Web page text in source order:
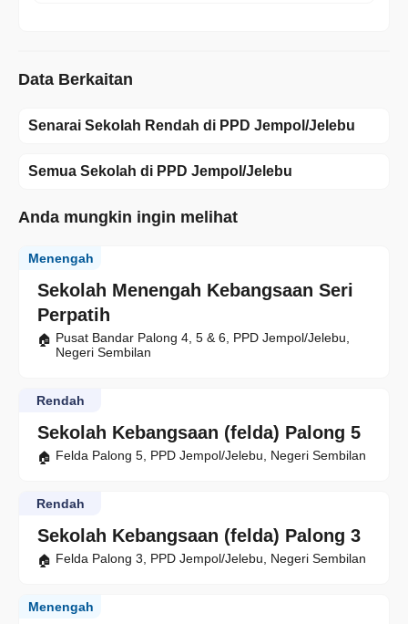
Data Berkaitan
Senarai Sekolah Rendah di PPD Jempol/Jelebu
Semua Sekolah di PPD Jempol/Jelebu
Anda mungkin ingin melihat
Sekolah Menengah Kebangsaan Seri
Perpatih
Menengah
Pusat Bandar Palong 4, 5 & 6, PPD Jempol/Jelebu,
Negeri Sembilan
Sekolah Kebangsaan (felda) Palong 5
Rendah
Felda Palong 5, PPD Jempol/Jelebu, Negeri Sembilan
Sekolah Kebangsaan (felda) Palong 3
Rendah
Felda Palong 3, PPD Jempol/Jelebu, Negeri Sembilan
Menengah